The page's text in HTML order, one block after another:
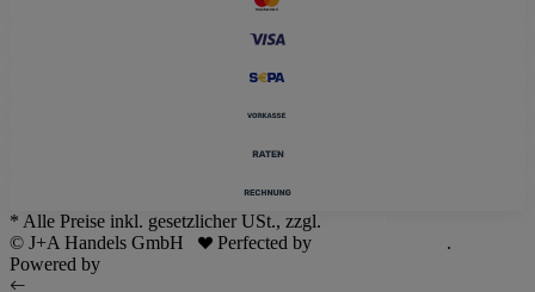
* Alle Preise inkl. gesetzlicher USt., zzgl.
© J+A Handels GmbH
Perfected by
.
Powered by